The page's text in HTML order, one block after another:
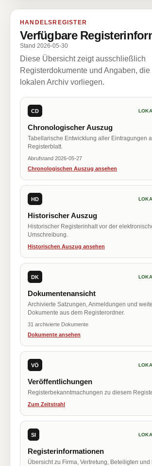
HANDELSREGISTER
Verfügbare
Stand 2026-05-30
Diese Übersicht zeigt ausschließlich
Registerdokumente und Angaben,
lokalen Archiv vorliegen.
CD
Chronologischer Auszug
Tabellarische Entwicklung aller Eintragungen
Registerblatt.
Abrufstand 2026-05-27
Chronologischen Auszug ansehen
HD
Historischer Auszug
Historischer Registerinhalt vor der
Umschreibung.
Historischen Auszug ansehen
DK
Dokumentenansicht
Archivierte Satzungen, Anmeldungen und
Dokumente aus dem Registerordner.
31 archivierte Dokumente
Dokumente ansehen
VÖ
Veröffentlichungen
Registerbekanntmachungen zu diesem
Zum Zeitstrahl
SI
Registerinformationen
Übersicht zu Firma, Vertretung, Beteiligten